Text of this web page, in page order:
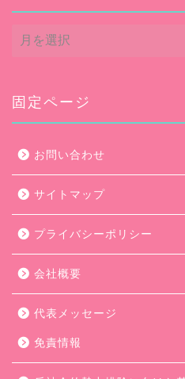
ア
ー
ブ
固定ページ
お問い合わせ
サイトマップ
プライバシーポリシー
会社概要
代表メッセージ
免責情報